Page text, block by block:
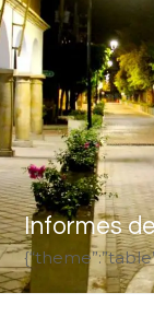
Informes